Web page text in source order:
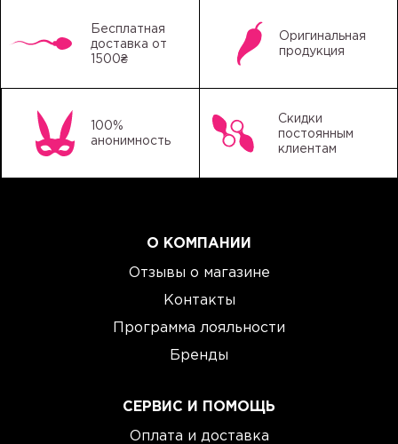
Бесплатная
доставка от
1500₴
Оригинальная
продукция
100%
анонимность
Скидки
постоянным
клиентам
О КОМПАНИИ
Отзывы о магазине
Контакты
Программа лояльности
Бренды
СЕРВИС И ПОМОЩЬ
Оплата и доставка